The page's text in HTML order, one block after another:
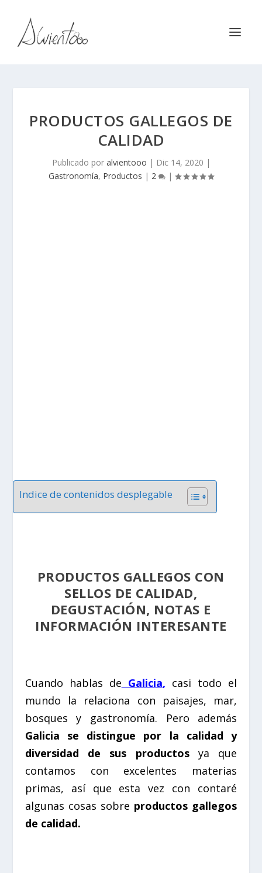
PRODUCTOS GALLEGOS DE
CALIDAD
Publicado por alvientooo | Dic 14, 2020 |
Gastronomía, Productos | 2 |
Indice de contenidos desplegable
PRODUCTOS GALLEGOS CON
SELLOS DE CALIDAD,
DEGUSTACIÓN, NOTAS E
INFORMACIÓN INTERESANTE
Cuando hablas de Galicia, casi todo el
mundo la relaciona con paisajes, mar,
bosques y gastronomía. Pero además
Galicia se distingue por la calidad y
diversidad de sus productosya que
contamos con excelentes materias
primas, así que esta vez con contaré
algunas cosas sobre productos gallegos
de calidad.